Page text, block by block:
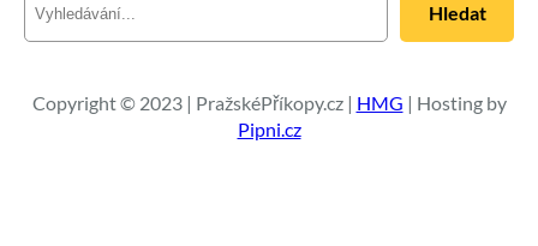
e
a
t
Hledat
Copyright © 2023 | PražskéPříkopy.cz | HMG | Hosting by
Pipni.cz